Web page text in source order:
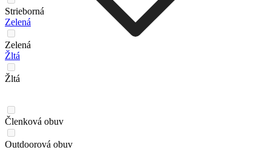
Strieborná
Zelená
Zelená
Žltá
Žltá
Členková obuv
Outdoorová obuv